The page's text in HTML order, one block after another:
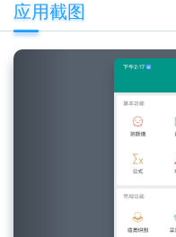
应用截图